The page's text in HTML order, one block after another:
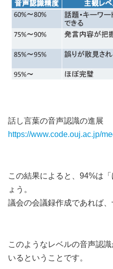
話し言葉の音声認識の進展
https://www.code.ouj.ac.jp/
この結果によると、94%は
ょう。
議会の会議録作成であれば
このようなレベルの音声認
いるということです。